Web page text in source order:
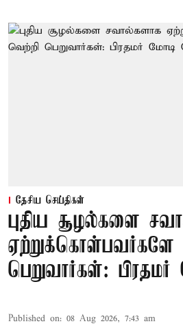
தேசிய செய்திகள்
புதிய சூழல்களை
ஏற்றுக்கொள்பவர்களே
பெறுவார்கள்: பிரதமர்
Published on: 08 Aug 2026, 7:43 am